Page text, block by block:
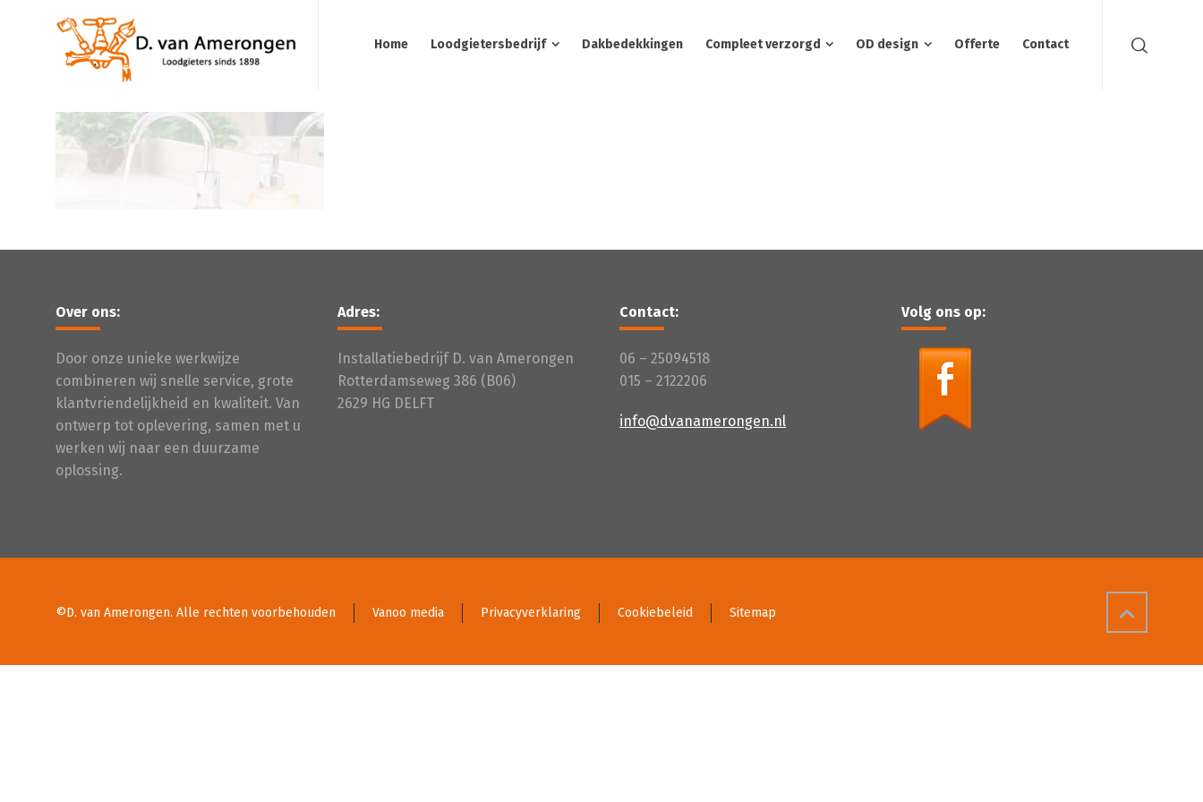
Home Loodgietersbedrijf Dakbedekkingen Compleet verzorgd OD design Offerte Contact
Over ons:
Door onze unieke werkwijze
combineren wij snelle service, grote
klantvriendelijkheid en kwaliteit. Van
ontwerp tot oplevering, samen met u
werken wij naar een duurzame
oplossing.
Adres:
Installatiebedrijf D. van Amerongen
Rotterdamseweg 386 (B06)
2629 HG DELFT
Contact:
06 – 25094518
015 – 2122206
info@dvanamerongen.nl
Volg ons op:
©D. van Amerongen. Alle rechten voorbehouden Vanoo media Privacyverklaring Cookiebeleid Sitemap